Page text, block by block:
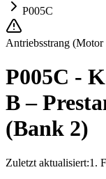
P005C
Antriebsstrang
P005C -
B –
(Bank 2)
Zuletzt aktualisiert:1.